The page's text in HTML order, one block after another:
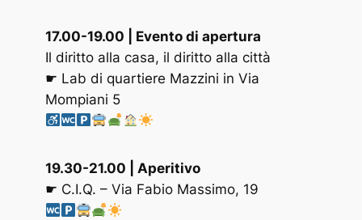
17.00-19.00 | Evento di apertura
Il diritto alla casa, il diritto alla città
☛ Lab di quartiere Mazzini in Via
Mompiani 5
19.30-21.00 | Aperitivo
☛ C.I.Q. – Via Fabio Massimo, 19